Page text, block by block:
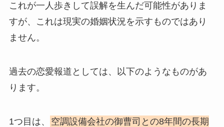
これが一人歩きして誤解を生んだ可能性がありま
すが、これは現実の婚姻状況を示すものではあり
ません。
過去の恋愛報道としては、以下のようなものがあ
ります。
1つ目は、
空調設備会社の御曹司との8年間の長期